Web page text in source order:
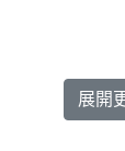
展開